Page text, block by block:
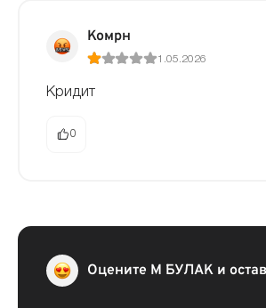
Комрн
1.05.2026
Кридит
0
Оцените М БУЛАК и